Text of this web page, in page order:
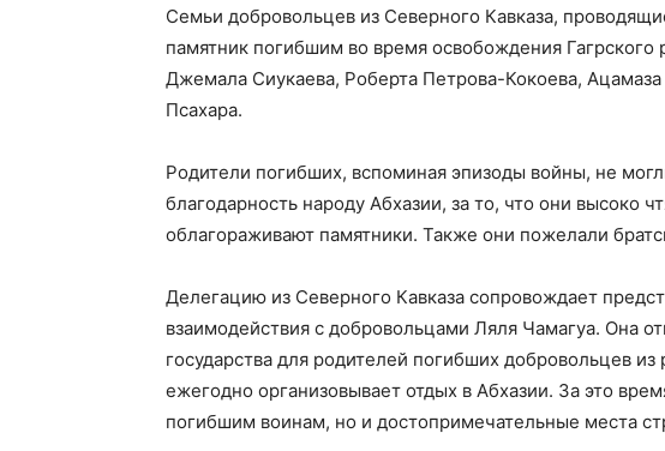
Семьи добровольцев из Северного Кавказа,
памятник погибшим во время освобождения
Джемала Сиукаева, Роберта Петрова-Кокоева,
Псахара.
Родители погибших, вспоминая эпизоды войны, не
благодарность народу Абхазии, за то, что они высоко
облагораживают памятники. Также они пожелали
Делегацию из Северного Кавказа сопровождает
взаимодействия с добровольцами Ляля Чамагуа. Она
государства для родителей погибших добровольцев
ежегодно организовывает отдых в Абхазии. За это
погибшим воинам, но и достопримечательные места